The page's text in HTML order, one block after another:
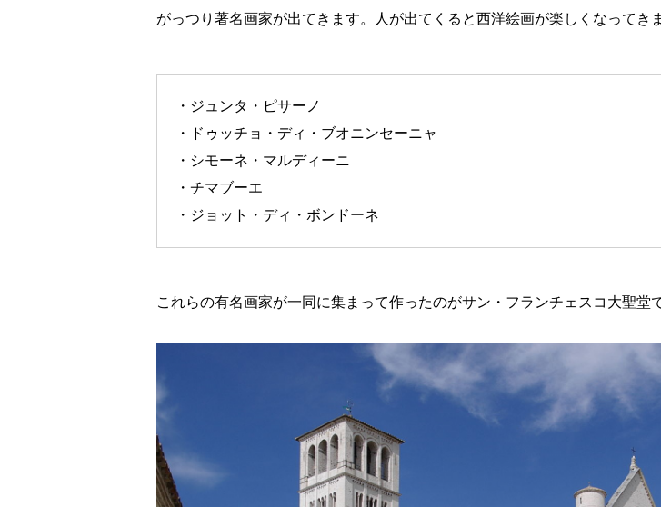
がっつり著名画家が出てきます。人が出てくると西洋絵画が楽しくなってき
・ジュンタ・ピサーノ
・ドゥッチョ・ディ・ブオニンセーニャ
・シモーネ・マルディーニ
・チマブーエ
・ジョット・ディ・ボンドーネ
これらの有名画家が一同に集まって作ったのがサン・フランチェスコ大聖堂